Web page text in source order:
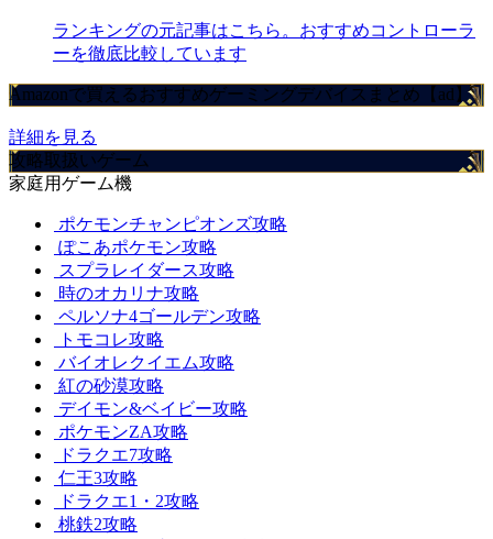
ランキングの元記事はこちら。おすすめコントローラ
ーを徹底比較しています
Amazonで買えるおすすめゲーミングデバイスまとめ【ad】
詳細を見る
攻略取扱いゲーム
家庭用ゲーム機
ポケモンチャンピオンズ攻略
ぽこあポケモン攻略
スプラレイダース攻略
時のオカリナ攻略
ペルソナ4ゴールデン攻略
トモコレ攻略
バイオレクイエム攻略
紅の砂漠攻略
デイモン&ベイビー攻略
ポケモンZA攻略
ドラクエ7攻略
仁王3攻略
ドラクエ1・2攻略
桃鉄2攻略